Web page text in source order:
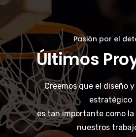
Pasión por el
Últimos
Creemos que el diseño
estratégico
es tan importante como
nuestros